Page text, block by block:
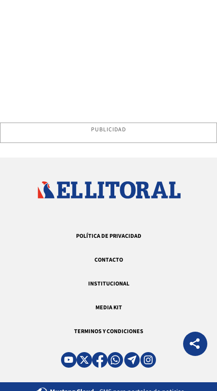
PUBLICIDAD
POLÍTICA DE PRIVACIDAD
CONTACTO
INSTITUCIONAL
MEDIA KIT
TERMINOS Y CONDICIONES